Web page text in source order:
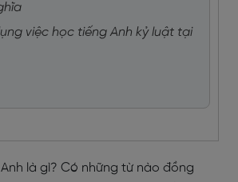
việc học tiếng Anh kỷ luật tại
Anh là gì? Có những từ nào đồng